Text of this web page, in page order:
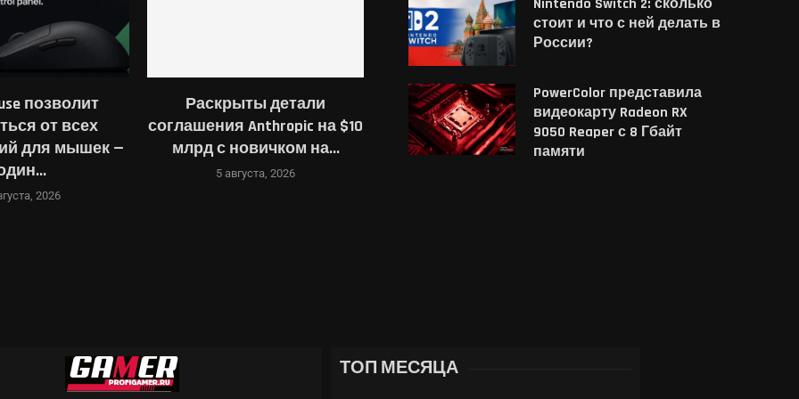
позволит
от всех
для мышек —
2026
Раскрыты детали
соглашения Anthropic на $10
млрд с новичком на...
5 августа, 2026
Планшет MacBook Neo
обставил Dell XPS 13 в тесте
Cyberpunk...
Samsung лишит Galaxy
Ultra одной из
Nintendo Switch 2: сколько
стоит и что с ней делать в
России?
PowerColor представила
видеокарту Radeon RX
9050 Reaper с 8 Гбайт
памяти
GOOGLE ХОЧЕТ... ТОП МЕСЯЦА